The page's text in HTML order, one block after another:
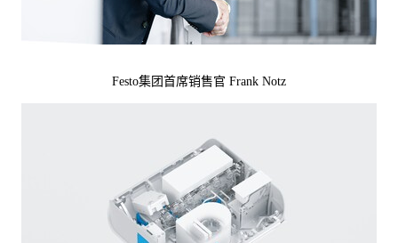
Festo集团首席销售官 Frank Notz